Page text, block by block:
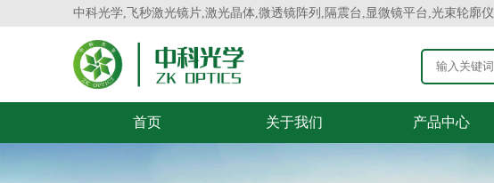
中科光学,飞秒激光镜片,激光晶体,微透镜阵列,隔震台,显微镜平台,光束轮廓仪
首页 关于我们 产品中心